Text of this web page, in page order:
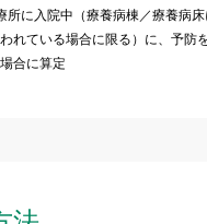
所に入院中（療養病棟／療養病
れている場合に限る）に、予防
合に算定